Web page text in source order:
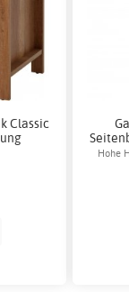
Classic
Hohe